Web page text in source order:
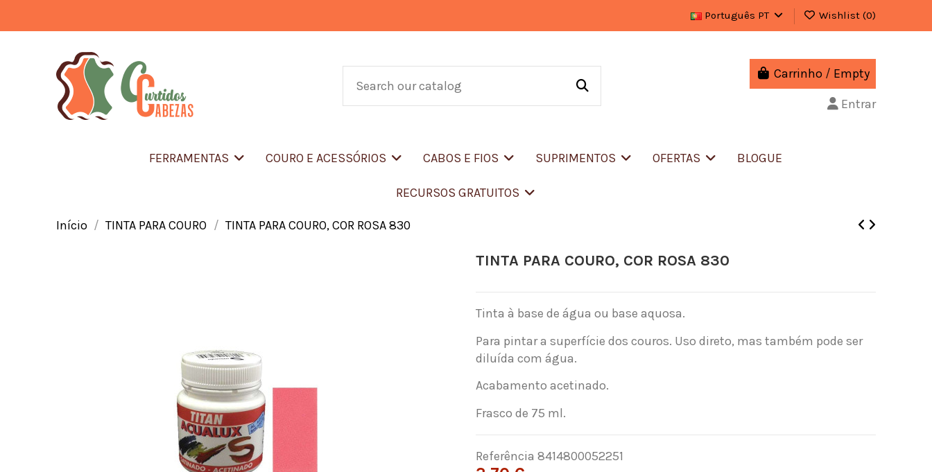
Português PT Wishlist (0)
Carrinho / Empty
Entrar
FERRAMENTAS COURO E ACESSÓRIOS CABOS E FIOS SUPRIMENTOS OFERTAS BLOGUE
RECURSOS GRATUITOS
Início TINTA PARA COURO TINTA PARA COURO, COR ROSA 830
TINTA PARA COURO, COR ROSA 830
Tinta à base de água ou base aquosa.
Para pintar a superfície dos couros. Uso direto, mas também pode ser
diluída com água.
Acabamento acetinado.
Frasco de 75 ml.
Referência 8414800052251